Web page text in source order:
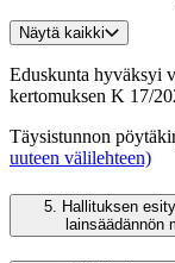
Näytä kaikki
Eduskunta hyväksyi
kertomuksen K 17/
Täysistunnon
uuteen välilehteen)
5.
Hallituksen
lainsäädännön